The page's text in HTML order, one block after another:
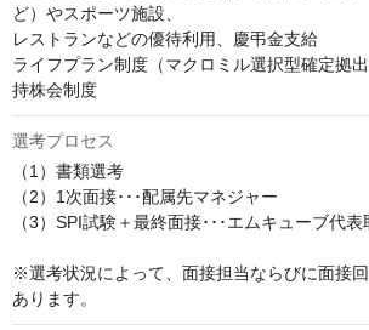
ど）やスポーツ施設、
レストランなどの優待利用、慶弔金支給
ライフプラン制度（マクロミル選択型確定拠
持株会制度
選考プロセス
（1）書類選考
（2）1次面接･･･配属先マネジャー
（3）SPI試験＋最終面接･･･エムキューブ代
※選考状況によって、面接担当ならびに面接
あります。